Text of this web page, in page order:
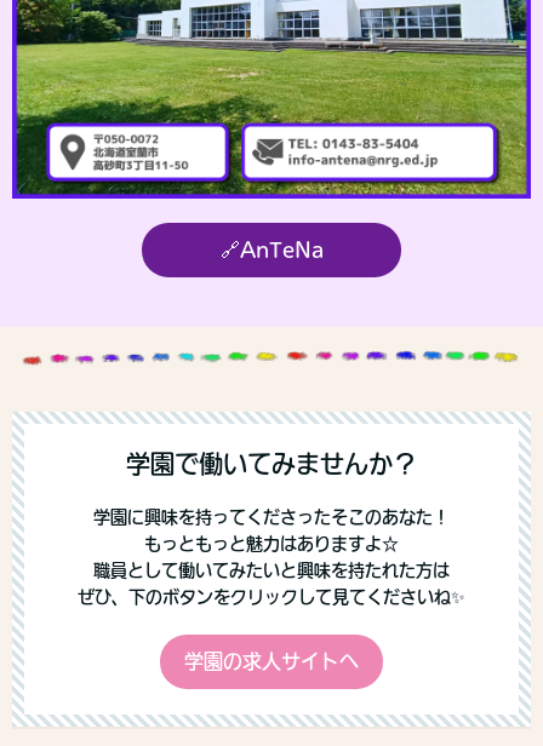
🔗AnTeNa
学園で働いてみませんか？
学園に興味を持ってくださったそこのあなた！
もっともっと魅力はありますよ☆
職員として働いてみたいと興味を持たれた方は
ぜひ、下のボタンをクリックして見てくださいね✨
学園の求人サイトへ